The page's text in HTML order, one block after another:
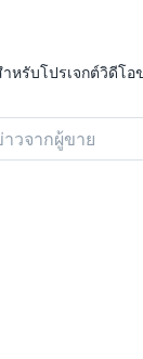
ำหรับโปรเจกต์วิดีโ
วจากผู้ขาย